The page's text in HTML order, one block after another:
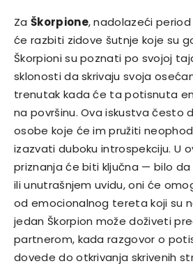
Za Škorpione, nadolazeći
će razbiti zidove šutnje koje su
Škorpioni su poznati po svojoj
sklonosti da skrivaju svoja
trenutak kada će ta potisnuta
na površinu. Ova iskustva često
osobe koje će im pružiti
izazvati duboku introspekciju. U
priznanja će biti ključna — bilo
ili unutrašnjem uvidu, oni će
od emocionalnog tereta koji su
jedan Škorpion može doživeti
partnerom, kada razgovor o
dovede do otkrivanja skrivenih